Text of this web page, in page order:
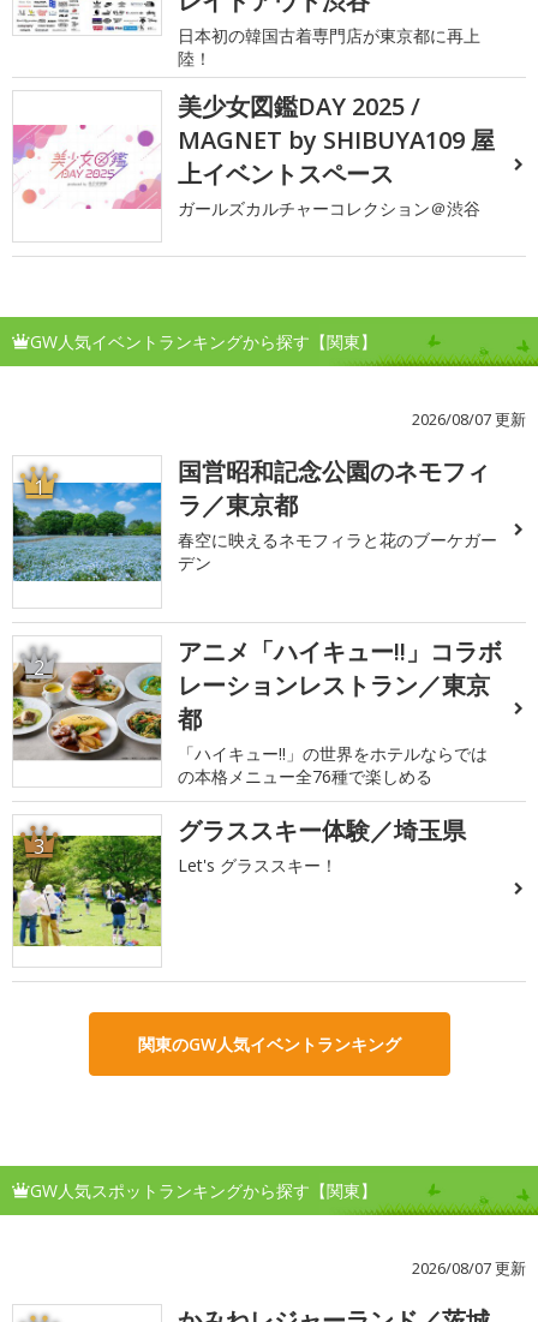
日本初の韓国古着専門店が東京都に再上
陸！
美少女図鑑DAY 2025 /
MAGNET by SHIBUYA109 屋
上イベントスペース
ガールズカルチャーコレクション＠渋谷
GW人気イベントランキングから探す【関東】
2026/08/07 更新
1
国営昭和記念公園のネモフィ
ラ／東京都
春空に映えるネモフィラと花のブーケガー
デン
2
アニメ「ハイキュー!!」コラボ
レーションレストラン／東京
都
「ハイキュー!!」の世界をホテルならでは
の本格メニュー全76種で楽しめる
3 グラススキー体験／埼玉県
Let's グラススキー！
関東のGW人気イベントランキング
GW人気スポットランキングから探す【関東】
2026/08/07 更新